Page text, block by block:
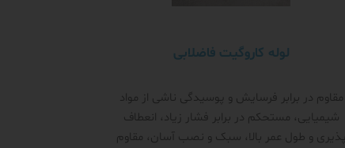
لوله کاروگیت فاضلابی
مقاوم در برابر فرسایش و پوسیدگی ناشی از مواد
شیمیایی، مستحکم در برابر فشار زیاد، انعطاف
پذیری و طول عمر بالا، سبک و نصب آسان، مقاوم